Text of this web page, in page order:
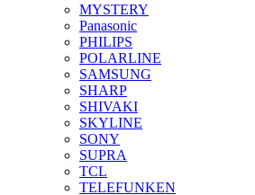
MYSTERY
Panasonic
PHILIPS
POLARLINE
SAMSUNG
SHARP
SHIVAKI
SKYLINE
SONY
SUPRA
TCL
TELEFUNKEN